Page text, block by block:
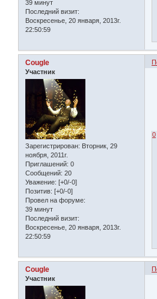
39 минут
Последний визит:
Воскресенье, 20 января, 2013г.
22:50:59
Cougle
Участник
Зарегистрирован: Вторник, 29
ноября, 2011г.
Приглашений: 0
Сообщений: 20
Уважение: [+0/-0]
Позитив: [+0/-0]
Провел на форуме:
39 минут
Последний визит:
Воскресенье, 20 января, 2013г.
22:50:59
0
Cougle
Участник